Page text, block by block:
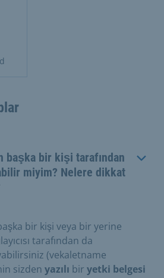
başka bir kişi tarafından
miyim? Nelere dikkat
bir kişi veya bir yerine
tarafından da
(vekaletname
sizden yazılı bir yetki belgesi